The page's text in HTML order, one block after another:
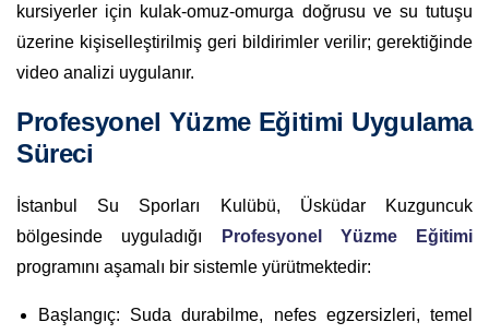
kursiyerler için kulak-omuz-omurga doğrusu ve su tutuşu
üzerine kişiselleştirilmiş geri bildirimler verilir; gerektiğinde
video analizi uygulanır.
Profesyonel Yüzme Eğitimi Uygulama
Süreci
İstanbul Su Sporları Kulübü, Üsküdar Kuzguncuk
bölgesinde uyguladığı
Profesyonel Yüzme Eğitimi
programını aşamalı bir sistemle yürütmektedir:
Başlangıç: Suda durabilme, nefes egzersizleri, temel